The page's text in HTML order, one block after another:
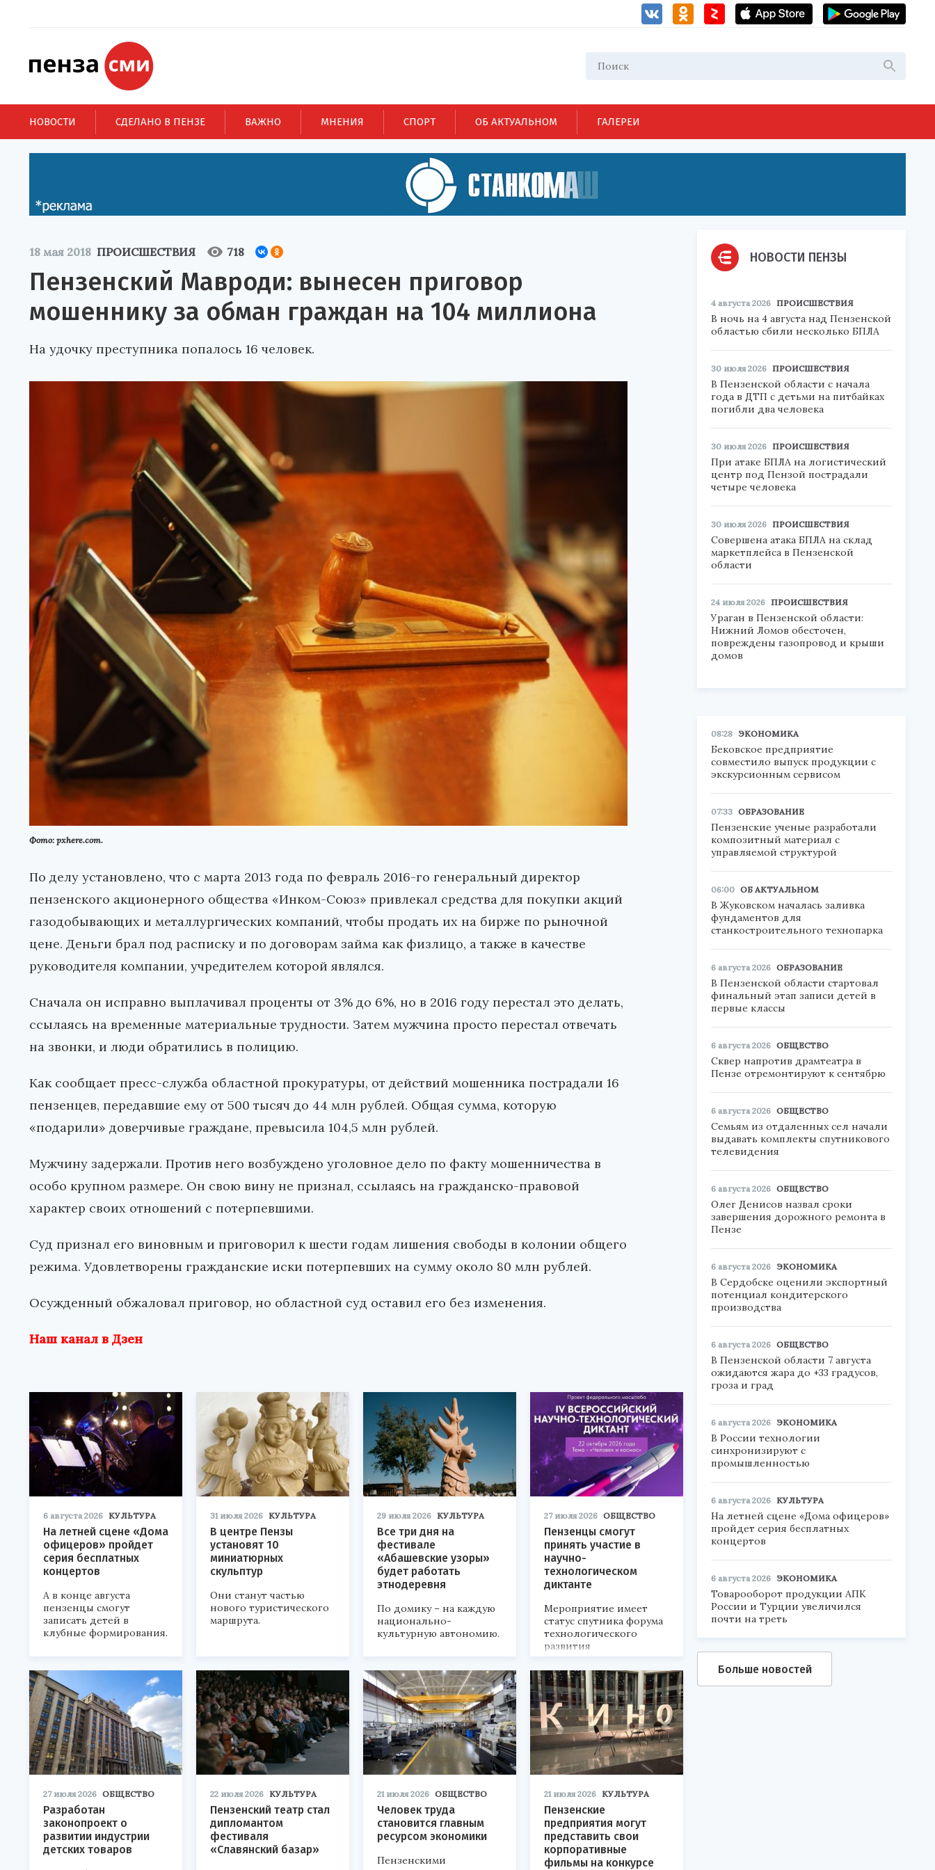
НОВОСТИ СДЕЛАНО В ПЕНЗЕ ВАЖНО МНЕНИЯ СПОРТ ОБ АКТУАЛЬНОМ ГАЛЕРЕИ
18 мая 2018 ПРОИСШЕСТВИЯ 718
Пензенский Мавроди: вынесен приговор
мошеннику за обман граждан на 104 миллиона
На удочку преступника попалось 16 человек.
Фото: pxhere.com.
По делу установлено, что с марта 2013 года по февраль 2016-го генеральный директор
пензенского акционерного общества «Инком-Союз» привлекал средства для покупки акций
газодобывающих и металлургических компаний, чтобы продать их на бирже по рыночной
цене. Деньги брал под расписку и по договорам займа как физлицо, а также в качестве
руководителя компании, учредителем которой являлся.
Сначала он исправно выплачивал проценты от 3% до 6%, но в 2016 году перестал это делать,
ссылаясь на временные материальные трудности. Затем мужчина просто перестал отвечать
на звонки, и люди обратились в полицию.
Как сообщает пресс-служба областной прокуратуры, от действий мошенника пострадали 16
пензенцев, передавшие ему от 500 тысяч до 44 млн рублей. Общая сумма, которую
«подарили» доверчивые граждане, превысила 104,5 млн рублей.
Мужчину задержали. Против него возбуждено уголовное дело по факту мошенничества в
особо крупном размере. Он свою вину не признал, ссылаясь на гражданско-правовой
характер своих отношений с потерпевшими.
Суд признал его виновным и приговорил к шести годам лишения свободы в колонии общего
режима. Удовлетворены гражданские иски потерпевших на сумму около 80 млн рублей.
Осужденный обжаловал приговор, но областной суд оставил его без изменения.
Наш канал в Дзен
6 августа 2026 КУЛЬТУРА
На летней сцене «Дома
офицеров» пройдет
серия бесплатных
концертов
А в конце августа
пензенцы смогут
записать детей в
клубные формирования.
31 июля 2026 КУЛЬТУРА
В центре Пензы
установят 10
миниатюрных
скульптур
Они станут частью
нового туристического
маршрута.
29 июля 2026 КУЛЬТУРА
Все три дня на
фестивале
«Абашевские узоры»
будет работать
этнодеревня
По домику – на каждую
национально-
культурную автономию.
27 июля 2026 ОБЩЕСТВО
Пензенцы смогут
принять участие в
научно-
технологическом
диктанте
Мероприятие имеет
статус спутника форума
технологического
развития
«Технопром-2026».
27 июля 2026 ОБЩЕСТВО
Разработан
законопроект о
развитии индустрии
детских товаров
22 июля 2026 КУЛЬТУРА
Пензенский театр стал
дипломантом
фестиваля
«Славянский базар»
21 июля 2026 ОБЩЕСТВО
Человек труда
становится главным
ресурсом экономики
Пензенскими
21 июля 2026 КУЛЬТУРА
Пензенские
предприятия могут
представить свои
корпоративные
фильмы на конкурсе
НОВОСТИ ПЕНЗЫ
4 августа 2026 ПРОИСШЕСТВИЯ
В ночь на 4 августа над Пензенской
областью сбили несколько БПЛА
30 июля 2026 ПРОИСШЕСТВИЯ
В Пензенской области с начала
года в ДТП с детьми на питбайках
погибли два человека
30 июля 2026 ПРОИСШЕСТВИЯ
При атаке БПЛА на логистический
центр под Пензой пострадали
четыре человека
30 июля 2026 ПРОИСШЕСТВИЯ
Совершена атака БПЛА на склад
маркетплейса в Пензенской
области
24 июля 2026 ПРОИСШЕСТВИЯ
Ураган в Пензенской области:
Нижний Ломов обесточен,
повреждены газопровод и крыши
домов
08:28 ЭКОНОМИКА
Бековское предприятие
совместило выпуск продукции с
экскурсионным сервисом
07:33 ОБРАЗОВАНИЕ
Пензенские ученые разработали
композитный материал с
управляемой структурой
06:00 ОБ АКТУАЛЬНОМ
В Жуковском началась заливка
фундаментов для
станкостроительного технопарка
6 августа 2026 ОБРАЗОВАНИЕ
В Пензенской области стартовал
финальный этап записи детей в
первые классы
6 августа 2026 ОБЩЕСТВО
Сквер напротив драмтеатра в
Пензе отремонтируют к сентябрю
6 августа 2026 ОБЩЕСТВО
Семьям из отдаленных сел начали
выдавать комплекты спутникового
телевидения
6 августа 2026 ОБЩЕСТВО
Олег Денисов назвал сроки
завершения дорожного ремонта в
Пензе
6 августа 2026 ЭКОНОМИКА
В Сердобске оценили экспортный
потенциал кондитерского
производства
6 августа 2026 ОБЩЕСТВО
В Пензенской области 7 августа
ожидаются жара до +33 градусов,
гроза и град
6 августа 2026 ЭКОНОМИКА
В России технологии
синхронизируют с
промышленностью
6 августа 2026 КУЛЬТУРА
На летней сцене «Дома офицеров»
пройдет серия бесплатных
концертов
6 августа 2026 ЭКОНОМИКА
Товарооборот продукции АПК
России и Турции увеличился
почти на треть
Больше новостей